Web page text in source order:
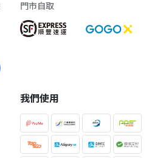
門市自取
我們使用